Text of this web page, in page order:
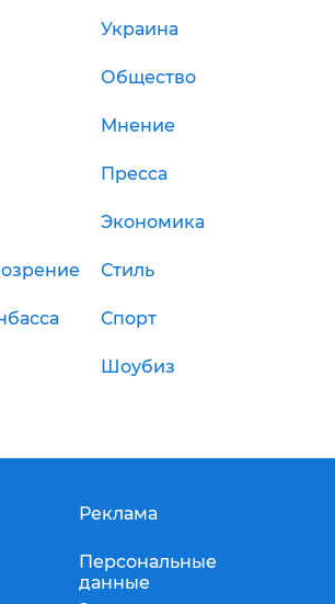
Украина
Общество
Мнение
Пресса
Экономика
Стиль
Спорт
Шоубиз
Реклама
Персональные
данные